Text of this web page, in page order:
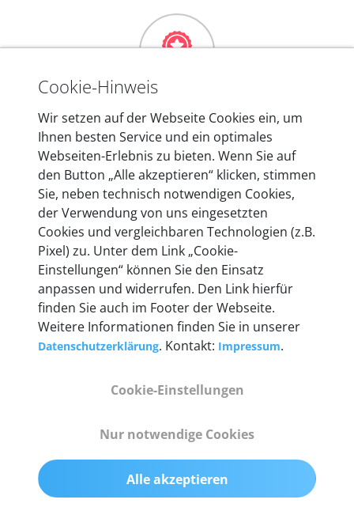
Mehr als 10 Jahre Erfahrung
In den Kfz-Diagnosegeräten von autoaid stecken
mehr als 10 Jahre Erfahrung, und auch in Zukunft
entwickeln wir unsere Produkte am Standort in
Berlin laufend weiter. Auf diese Qualität vertrauen
heute mehr als 60.000 Privatkunden und
Unternehmen.
Technische Details &
Gewicht
Cookie-Hinweis
Wir setzen auf der Webseite Cookies ein, um
Ihnen besten Service und ein optimales
Webseiten-Erlebnis zu bieten. Wenn Sie auf
den Button „Alle akzeptieren“ klicken, stimmen
Sie, neben technisch notwendigen Cookies,
der Verwendung von uns eingesetzten
Cookies und vergleichbaren Technologien (z.B.
Pixel) zu. Unter dem Link „Cookie-
Einstellungen“ können Sie den Einsatz
anpassen und widerrufen. Den Link hierfür
finden Sie auch im Footer der Webseite.
Weitere Informationen finden Sie in unserer
Datenschutzerklärung. Kontakt: Impressum.
Cookie-Einstellungen
Nur notwendige Cookies
Alle akzeptieren